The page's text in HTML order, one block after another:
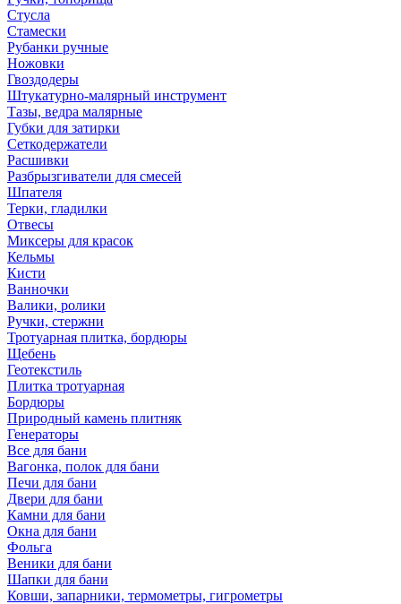
Стусла
Стамески
Рубанки ручные
Ножовки
Гвоздодеры
Штукатурно-малярный инструмент
Тазы, ведра малярные
Губки для затирки
Сеткодержатели
Расшивки
Разбрызгиватели для смесей
Шпателя
Терки, гладилки
Отвесы
Миксеры для красок
Кельмы
Кисти
Ванночки
Валики, ролики
Ручки, стержни
Тротуарная плитка, бордюры
Щебень
Геотекстиль
Плитка тротуарная
Бордюры
Природный камень плитняк
Генераторы
Все для бани
Вагонка, полок для бани
Печи для бани
Двери для бани
Камни для бани
Окна для бани
Фольга
Веники для бани
Шапки для бани
Ковши, запарники, термометры, гигрометры